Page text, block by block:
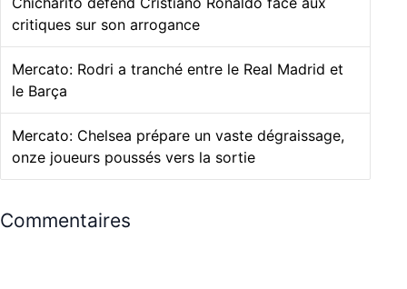
critiques sur son arrogance
Mercato: Rodri a tranché entre le Real Madrid et
le Barça
Mercato: Chelsea prépare un vaste dégraissage,
onze joueurs poussés vers la sortie
Commentaires